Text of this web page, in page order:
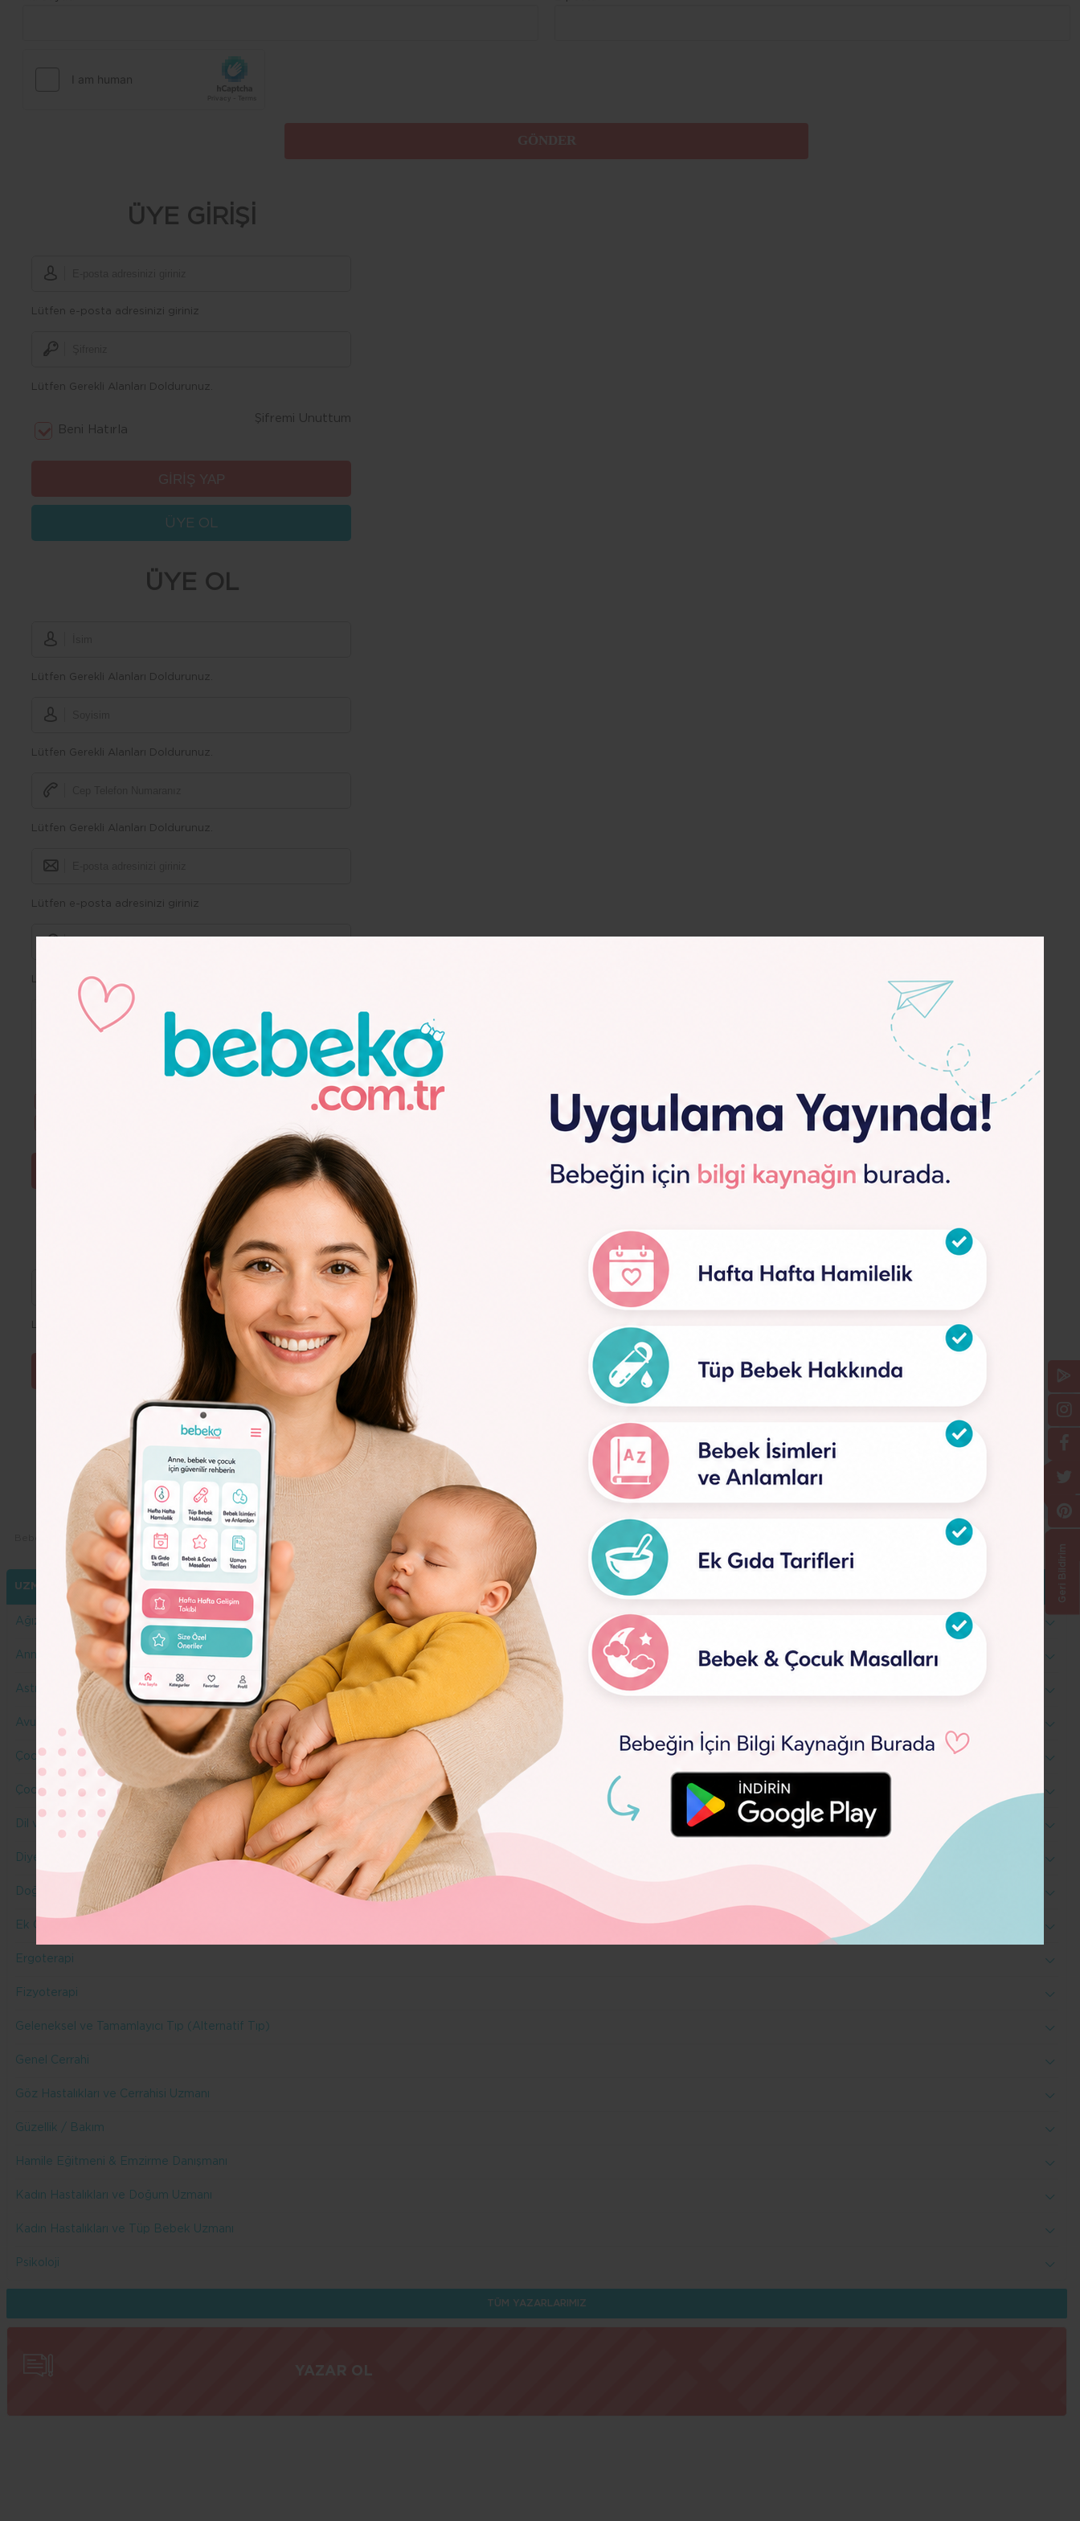
ÜYE GİRİŞİ
Lütfen e-posta adresinizi giriniz
Lütfen Gerekli Alanları Doldurunuz.
Beni Hatırla
Şifremi Unuttum
ÜYE OL
ÜYE OL
Lütfen Gerekli Alanları Doldurunuz.
Lütfen Gerekli Alanları Doldurunuz.
Lütfen Gerekli Alanları Doldurunuz.
Lütfen e-posta adresinizi giriniz
Lütfen Gerekli Alanları Doldurunuz.
okudum. Onaylıyorum.
ŞİFRE SIFIRLA
Lütfen e-posta adresinizi giriniz
Yazarlarımız Lara Balkaner
UZMANLARIMIZ
Ağız ve Diş Sağlığı
Anne Yazar
Astroloji
Avukat
Çocuk Gelişimi
Çocuk Sağlığı ve Hastalıkları Uzmanı
Dil ve Konuşma Terapisi
Diyetisyen
Doğuma Hazırlık Eğitmeni & Doula
Ek Gıda
Ergoterapi
Fizyoterapi
Geleneksel ve Tamamlayıcı Tıp (Alternatif Tıp)
Genel Cerrahi
Göz Hastalıkları ve Cerrahisi Uzmanı
Güzellik / Bakım
Hamile Eğitmeni & Emzirme Danışmanı
Kadın Hastalıkları ve Doğum Uzmanı
Kadın Hastalıkları ve Tüp Bebek Uzmanı
Psikoloji
TÜM YAZARLARIMIZ